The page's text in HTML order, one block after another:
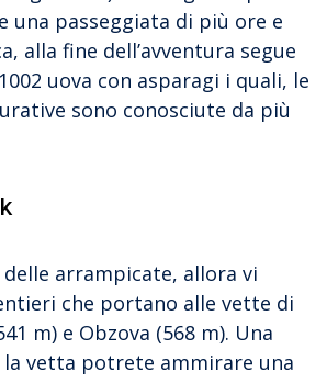
una passeggiata di più ore e
alla fine dell’avventura segue
uova con asparagi i quali, le
sono conosciute da più
arrampicate, allora vi
che portano alle vette di
m) e Obzova (568 m). Una
vetta potrete ammirare una